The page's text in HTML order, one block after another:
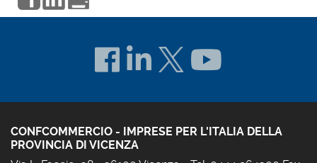
CONFCOMMERCIO - IMPRESE PER L'ITALIA DELLA
PROVINCIA DI VICENZA